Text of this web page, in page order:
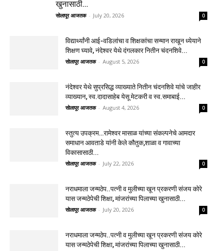
खुनासाठी...
सोलापूर आजतक - July 20, 2026 0
विद्यार्थ्यांनी आई-वडिलांचा व शिक्षकांचा सन्मान राखून ध्येयाने
शिक्षण घ्यावे, नंदेश्वर येथे दंगलकार नितीन चंदनशिवे...
सोलापूर आजतक - August 5, 2026 0
नंदेश्वर येथे सुप्रसिद्ध व्याख्याते नितीन चंदनशिवे यांचे जाहीर
व्याख्यान, स्व.दादासाहेब येसू मेटकरी व स्व.समाबाई...
सोलापूर आजतक - August 4, 2026 0
स्तुत्य उपक्रम…रामेश्वर मासाळ यांच्या संकल्पनेचे आमदार
समाधान आवताडे यांनी केले कौतुक,शाळा व गावाच्या
विकासासाठी...
सोलापूर आजतक - July 22, 2026 0
नराधमाला जन्मठेप..पत्नी व मुलीच्या खून प्रकरणी संजय कोरे
यास जन्मठेपेची शिक्षा, मांजरांच्या पिलाच्या खुनासाठी...
सोलापूर आजतक - July 20, 2026 0
नराधमाला जन्मठेप..पत्नी व मुलीच्या खून प्रकरणी संजय कोरे
यास जन्मठेपेची शिक्षा, मांजरांच्या पिलाच्या खुनासाठी...